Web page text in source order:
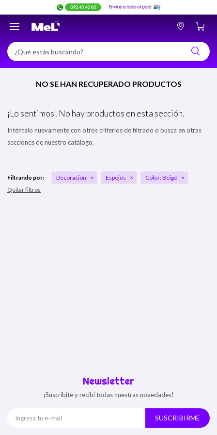

NO SE HAN RECUPERADO PRODUCTOS
¡Lo sentimos! No hay productos en esta sección.
Inténtalo nuevamente con otros criterios de filtrado o busca en otras
secciones de nuestro catálogo.
Filtrando por: Decoración Espejos Color:Beige
Quitar filtros
Newsletter
¡Suscribite y recibí todas nuestras novedades!
SUSCRIBIRME